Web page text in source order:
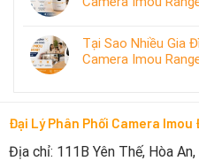
Tại Sao Nhiều Gia
Camera Imou
Đại Lý Phân Phối Camera Imou
Địa chỉ: 111B Yên Thế, Hòa